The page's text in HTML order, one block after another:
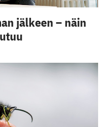
jälkeen – näin